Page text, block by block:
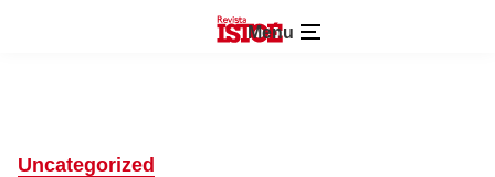
Menu
Uncategorized